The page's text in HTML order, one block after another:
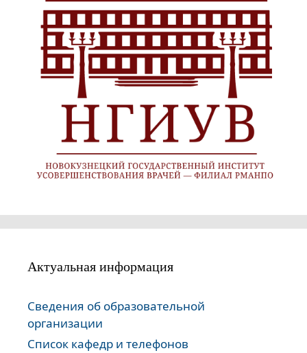
Актуальная информация
Сведения об образовательной
организации
Список кафедр и телефонов